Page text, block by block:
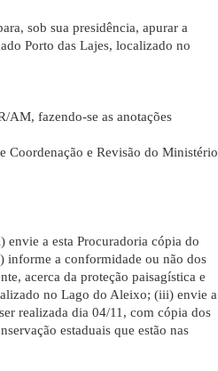
sob sua presidência, apurar a
Porto das Lajes, localizado no
AM, fazendo-se as anotações
Coordenação e Revisão do Ministério
envie a esta Procuradoria cópia do
informe a conformidade ou não dos
acerca da proteção paisagística e
no Lago do Aleixo; (iii) envie a
realizada dia 04/11, com cópia dos
estaduais que estão nas